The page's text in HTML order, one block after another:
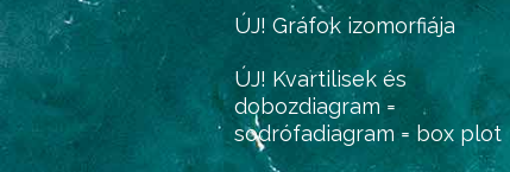
ÚJ! Gráfok izomorfiája
ÚJ! Kvartilisek és
dobozdiagram =
sodrófadiagram = box plot